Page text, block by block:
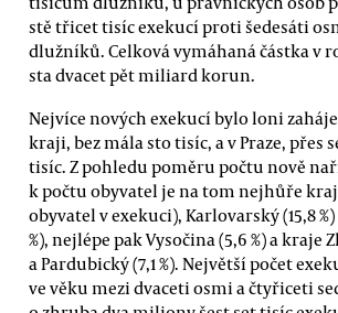
stě třicet tisíc exekucí proti šedesáti
dlužníků. Celková vymáhaná částka v
sta dvacet pět miliard korun.
Nejvíce nových exekucí bylo loni
kraji, bez mála sto tisíc, a v Praze, přes
tisíc. Z pohledu poměru počtu nově
k počtu obyvatel je na tom nejhůře kraj
obyvatel v exekuci), Karlovarský (15,8 %)
%), nejlépe pak Vysočina (5,6 %) a kraje
a Pardubický (7,1 %). Největší počet
ve věku mezi dvaceti osmi a čtyřiceti